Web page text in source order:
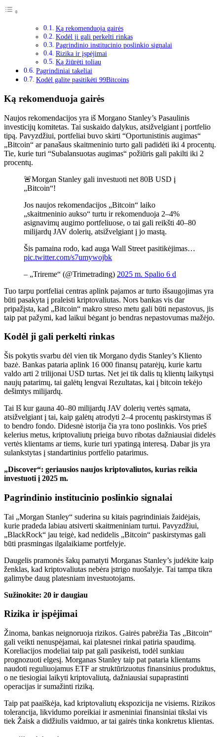
Ką rekomenduoja gairės
Kodėl ji gali perkelti rinkas
Pagrindinio institucinio poslinkio signalai
Rizika ir įspėjimai
Ką žiūrėti toliau
Pagrindiniai takeliai
Kodėl galite pasitikėti 99Bitcoins
Ką rekomenduoja gairės
Naujos rekomendacijos yra iš Morgano Stanley’s Pasaulinis
investicijų komitetas. Tai suskaido dalykus, atsižvelgiant į portfelio
tipą. Pavyzdžiui, portfeliai buvo skirti “Oportunistinis augimas“
„Bitcoin“ ar panašaus skaitmeninio turto gali padidėti iki 4 procentų.
Tie, kurie turi “Subalansuotas augimas“ požiūris gali pakilti iki 2
procentų.
🚨Morgan Stanley gali investuoti net 80B USD į
„Bitcoin“!
Jos naujos rekomendacijos „Bitcoin“ laiko
„skaitmeninio aukso“ turtu ir rekomenduoja 2–4%
asignavimų augimo portfeliuose, o tai gali reikšti 40–80
milijardų JAV dolerių, atsižvelgiant į jo mastą.
Šis pamaina rodo, kad auga Wall Street pasitikėjimas…
pic.twitter.com/s7umywojbk
– „Trireme“ (@Trimetrading) 2025 m. Spalio 6 d
Tuo tarpu portfeliai centras aplink pajamos ar turto išsaugojimas yra
būti pasakyta į praleisti kriptovaliutas. Nors bankas vis dar
pripažįsta, kad „Bitcoin“ makro streso metu gali būti nepastovus, jis
taip pat pažymi, kad laikui bėgant jo bendras nepastovumas mažėjo.
Kodėl ji gali perkelti rinkas
Šis pokytis svarbu dėl vien tik Morgano dydis Stanley’s Kliento
bazė. Bankas pataria aplink 16 000 finansų patarėjų, kurie kartu
valdo arti 2 trilijonai USD turtas. Net jei tik dalis tų klientų laikytųsi
naujų patarimų, tai galėtų lengvai Rezultatas, kai į bitcoin tekėjo
dešimtys milijardų.
Tai Iš kur gauna 40–80 milijardų JAV dolerių vertės sąmata,
atsižvelgiant į tai, kaip galėtų atrodyti 2–4 procentų paskirstymas iš
to bendro fondo. Didesnė istorija čia yra tono poslinkis. Vos prieš
kelerius metus, kriptovaliutų prieiga buvo ribotas dažniausiai didelės
vertės klientams ar tiems, kurie turi ypatingą interesą. Dabar jis yra
sulankstytas į standartinius portfelio patarimus.
„Discover“: geriausios naujos kriptovaliutos, kurias reikia
investuoti į 2025 m.
Pagrindinio institucinio poslinkio signalai
Tai „Morgan Stanley“ suderina su kitais pagrindiniais žaidėjais,
kurie pradeda labiau atsiverti skaitmeniniam turtui. Pavyzdžiui,
„BlackRock“ jau teigė, kad nedidelis „Bitcoin“ paskirstymas gali
būti prasmingas ilgalaikiame portfelyje.
Daugelis pramonės šakų pamatyti Morganas Stanley’s judėkite kaip
ženklas, kad kriptovaliutas nebėra įstrigo nuošalyje. Tai tampa tikra
galimybe daug platesniam investuotojams.
Sužinokite: 20 ir daugiau
Rizika ir įspėjimai
Žinoma, bankas neignoruoja rizikos. Gairės pabrėžia Tas „Bitcoin“
gali veikti nenuspėjamai, kai platesnei rinkai patiria spaudimą.
Koreliacijos modeliai taip pat gali pasikeisti, todėl sunkiau
prognozuoti elgesį. Morganas Stanley taip pat pataria klientams
naudoti reguliuojamus ETF ar struktūrizuotus finansinius produktus,
o ne tiesiogiai laikyti kriptovaliutą, dažniausiai supaprastinti
operacijas ir sumažinti riziką.
Taip pat paaiškėja, kad kriptovaliutų ekspozicija ne visiems. Rizikos
tolerancija, likvidumo poreikiai ir asmeniniai finansiniai tikslai vis
tiek Žaisk a didžiulis vaidmuo, ar tai gairės tinka konkretus klientas.